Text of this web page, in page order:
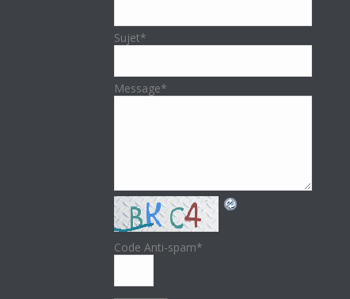
Sujet*
Message*
Code Anti-spam*